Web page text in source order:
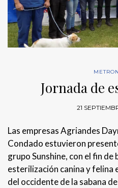
Jornada de
21
Las empresas Agriandes
Condado estuvieron
grupo Sunshine, con el fin
esterilización canina y felina
del occidente de la sabana